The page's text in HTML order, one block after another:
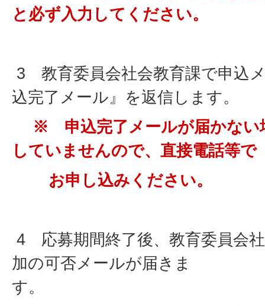
と必ず入力してください。
3 教育委員会社会教育課で申込
込完了メール』を返信します。
※ 申込完了メールが届かない
していませんので、直接電話等で
お申し込みください。
4 応募期間終了後、教育委員会
加の可否メールが届きま
す